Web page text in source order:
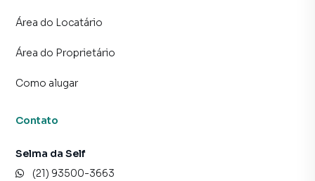
Área do Locatário
Área do Proprietário
Como alugar
Contato
Selma da Self
(21) 93500-3663